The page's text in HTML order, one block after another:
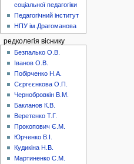
соціальної педагогіки
Педагогічний інститут
НПУ ім.Драгоманова
редколегія віснику
Безпалько О.В.
Іванов О.В.
Побірченко Н.А.
Сєргєєнкова О.П.
Чернобровкін В.М.
Бакланов К.В.
Веретенко Т.Г.
Прокопович Є.М.
Юрченко В.І.
Кудикіна Н.В.
Мартиненко С.М.